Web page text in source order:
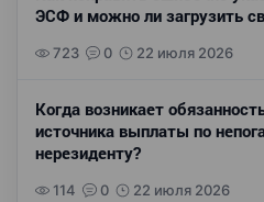
ЭСФ и можно ли загрузить
723 0 22 июля 2026
Когда возникает
источника выплаты по
нерезиденту?
114 0 22 июля 2026